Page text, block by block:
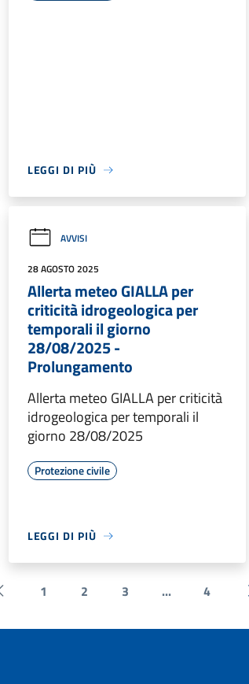
LEGGI DI PIÙ
AVVISI
28 AGOSTO 2025
Allerta meteo GIALLA per
criticità idrogeologica per
temporali il giorno
28/08/2025 -
Prolungamento
Allerta meteo GIALLA per criticità
idrogeologica per temporali il
giorno 28/08/2025
Protezione civile
LEGGI DI PIÙ
Pagina precedente
1 2 3 ... 4